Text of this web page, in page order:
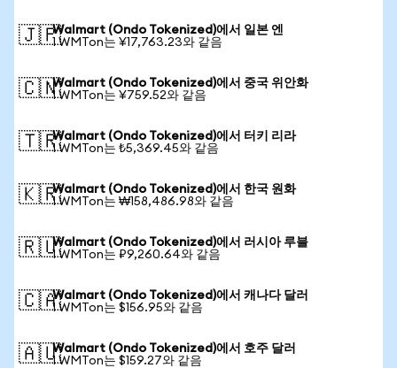
🇯🇵Walmart (Ondo Tokenized)에서 일본 엔
1 WMTon는 ¥17,763.23와 같음
🇨🇳Walmart (Ondo Tokenized)에서 중국 위안화
1 WMTon는 ¥759.52와 같음
🇹🇷Walmart (Ondo Tokenized)에서 터키 리라
1 WMTon는 ₺5,369.45와 같음
🇰🇷Walmart (Ondo Tokenized)에서 한국 원화
1 WMTon는 ₩158,486.98와 같음
🇷🇺Walmart (Ondo Tokenized)에서 러시아 루블
1 WMTon는 ₽9,260.64와 같음
🇨🇦Walmart (Ondo Tokenized)에서 캐나다 달러
1 WMTon는 $156.95와 같음
🇦🇺Walmart (Ondo Tokenized)에서 호주 달러
1 WMTon는 $159.27와 같음